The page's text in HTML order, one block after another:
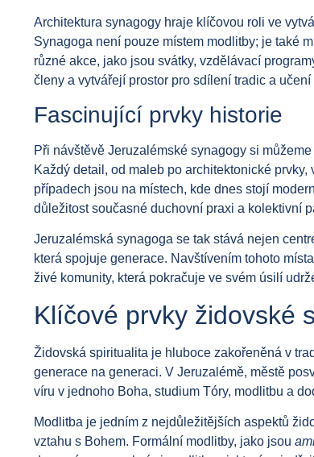
Architektura synagogy hraje klíčovou roli ve
Synagoga není pouze místem modlitby; je také
různé akce, jako jsou svátky, vzdělávací
členy a vytvářejí prostor pro sdílení tradic a
Fascinující prvky historie
Při návštěvě Jeruzalémské synagogy si
Každý detail, od maleb po architektonické
případech jsou na místech, kde dnes stojí
důležitost současné duchovní praxi a kolektivní
Jeruzalémská synagoga se tak stává nejen
která spojuje generace. Navštívením tohoto
živé komunity, která pokračuje ve svém úsilí
Klíčové prvky židovské
Židovská spiritualita je hluboce zakořeněná v
generace na generaci. V Jeruzalémě, městě
víru v jednoho Boha, studium Tóry, modlitbu a
Modlitba je jedním z nejdůležitějších aspektů
vztahu s Bohem. Formální modlitby, jako jsou